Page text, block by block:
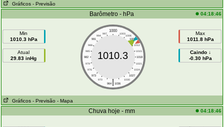
Gráficos - Previsão
Barômetro - hPa 04:18:46
Min
1010.3 hPa
Atual
29.83 inHg
1000
997 1003
994
1006
991
1009
988
1012
985
1015
982
1018
979
1021
976
1024
973
1027
970
1030
|
964 1036
1010.3
Max
1011.8 hPa
Caindo ↓
-0.30 hPa
Gráficos - Previsão - Mapa
Chuva hoje - mm 04:18:46